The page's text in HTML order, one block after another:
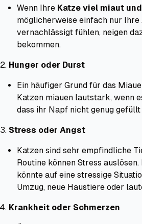
Wenn Ihre Katze viel miaut
möglicherweise einfach nur Ihre
vernachlässigt fühlen, neigen
bekommen.
Hunger oder Durst
Ein häufiger Grund für das
Katzen miauen lautstark, wenn
dass ihr Napf nicht genug gefüllt
Stress oder Angst
Katzen sind sehr empfindliche
Routine können Stress auslösen.
könnte auf eine stressige
Umzug, neue Haustiere oder
Krankheit oder Schmerzen